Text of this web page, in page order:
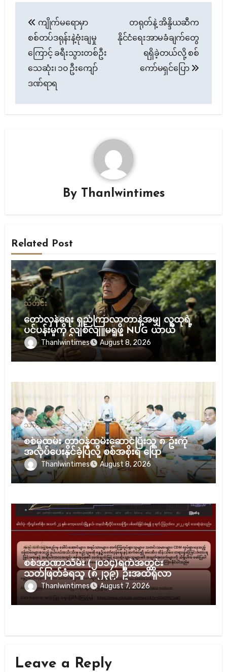
navigation
ကျိုက်မရောမှာ
စစ်တပ်ဒရုန်းနဲ့ဗုံးချမှု
ကြောင့် ခရီးသွားတစ်ဦး
သေဆုံး၊ ၁၀ ဦးကျော်
ဒဏ်ရာရ
တရုတ်နဲ့ အိန္ဒိယဆီက
နိုင်ငံရေးအာမခံချက်တွေ
ရရှိခဲ့တယ်လို့ စစ်
ကော်မရှင်ပြော
By Thanlwintimes
Related Post
သတင်း
တော်လှန်ရေး ရှည်ကြာလာတာနဲ့အမျှ လူထုရဲ့
ပင်ပန်းမှုကို လျစ်လျူမရှုဖို့ NUG ယာယီ
သမ္မတ သတိပေး
Thanlwintimes August 8, 2026
သတင်း
စစ်မှုထမ်း တာဝန်ထမ်းဆောင်ပြီးသူ ၈ ဦးကို
အလုပ်ပေးနိုင်ခဲ့ပြီလို့ စစ်အစိုးရ ပြော
Thanlwintimes August 8, 2026
သတင်း
စစ်အာဏာသိမ်း (၂၀၁၄)ရက်အတွင်း
သတ်ဖြတ်ခံရသူ (၈၂၃၉) ဦးအထိရှိလာ
Thanlwintimes August 7, 2026
Leave a Reply